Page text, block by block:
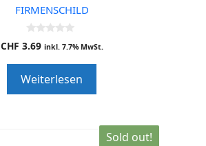
FIRMENSCHILD
0
o
o
f
5
CHF 3.69 inkl. 7.7% MwSt.
Weiterlesen
Sold out!